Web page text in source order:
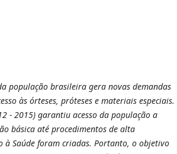
população brasileira gera novas demandas
às órteses, próteses e materiais especiais.
- 2015) garantiu acesso da população a
básica até procedimentos de alta
à Saúde foram criadas. Portanto, o objetivo